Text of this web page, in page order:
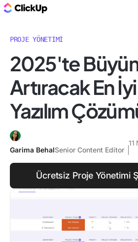
PROJE YÖNETIMI
2025'te
Artıracak En
Yazılım
Garima BehalSenior Content Editor
11
Ücretsiz Proje Yönetimi